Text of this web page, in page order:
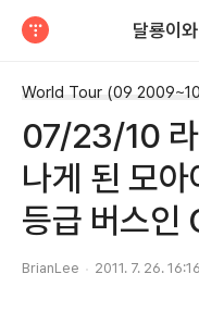
달룡이
World Tour (09
07/23/10 라
나게 된 모
등급 버스
BrianLee 2011. 7. 26. 16:16